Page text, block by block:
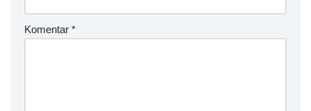
Komentar *